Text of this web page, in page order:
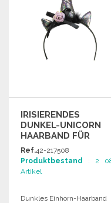
IRISIERENDES
DUNKEL-UNICORN
HAARBAND FÜR
ERWACHSENE ZU
Ref.42-217508
Produktbestand : 2
Artikel
Dunkles Einhorn-Haarband